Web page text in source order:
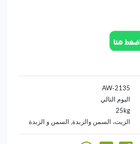
2135-AW
اليوم التالي
25kg
الزيت، السمن والزبدة, السمن و الزبدة